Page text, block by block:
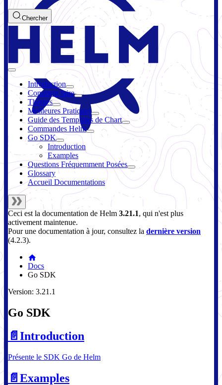
Chercher
Introduction
Comment faire
Thèmes
Meilleures Pratiques
Guide des Templates de Chart
Commandes Helm
Go SDK
Introduction
Examples
Questions Fréquemment Posées
Glossary
Accueil Documentations
Ceci est la documentation de Helm 3.21.1, qui n'est plus
activement maintenue.
Pour une documentation à jour, consultez la dernière version
(4.2.3).
Docs
Go SDK
Version: 3.21.1
Go SDK
📄️ Introduction
Présente le SDK Go de Helm
📄️ Examples